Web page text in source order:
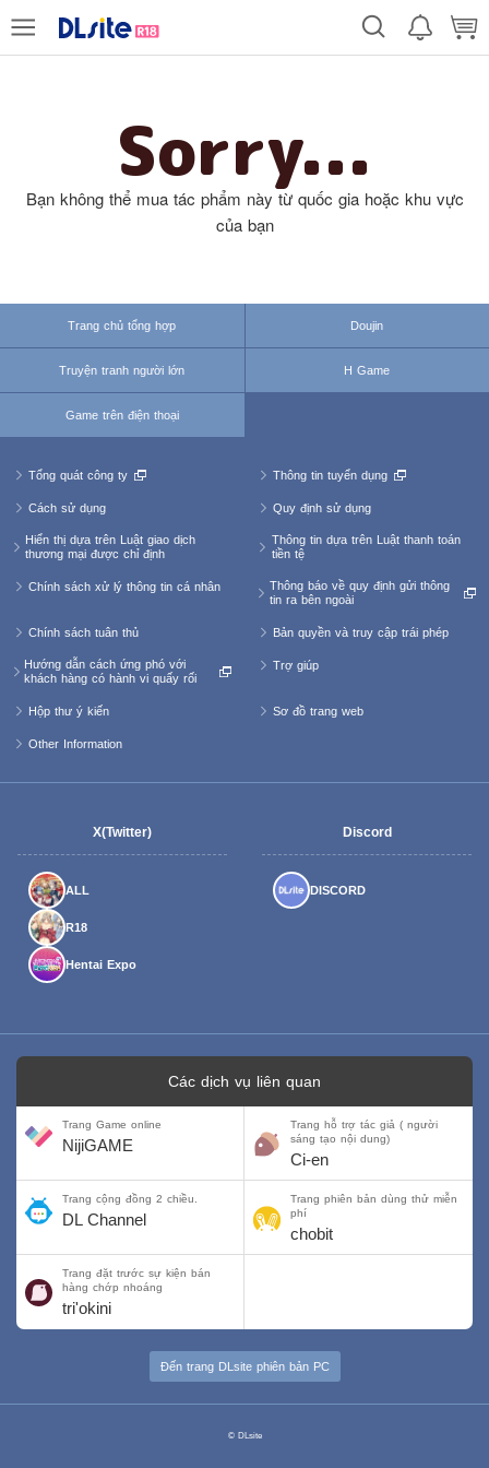
Sorry...
Bạn không thể mua tác phẩm này từ quốc gia hoặc khu vực
của bạn
Trang chủ tổng hợp Doujin
Truyện tranh người lớn H Game
Game trên điện thoại
Tổng quát công ty Thông tin tuyển dụng
Cách sử dụng Quy định sử dụng
Hiển thị dựa trên Luật giao dịch
thương mại được chỉ định
Thông tin dựa trên Luật thanh toán
tiền tệ
Chính sách xử lý thông tin cá nhân
Thông báo về quy định gửi thông
tin ra bên ngoài
Chính sách tuân thủ Bản quyền và truy cập trái phép
Hướng dẫn cách ứng phó với
khách hàng có hành vi quấy rối
Trợ giúp
Hộp thư ý kiến Sơ đồ trang web
Other Information
X(Twitter)
ALL
R18
Hentai Expo
Discord
DISCORD
Các dịch vụ liên quan
Trang Game online
NijiGAME
Trang hỗ trợ tác giả ( người
sáng tạo nội dung)
Ci-en
Trang cộng đồng 2 chiều.
DL Channel
Trang phiên bản dùng thử miễn
phí
chobit
Trang đặt trước sự kiện bán
hàng chớp nhoáng
tri'okini
Đến trang DLsite phiên bản PC
© DLsite